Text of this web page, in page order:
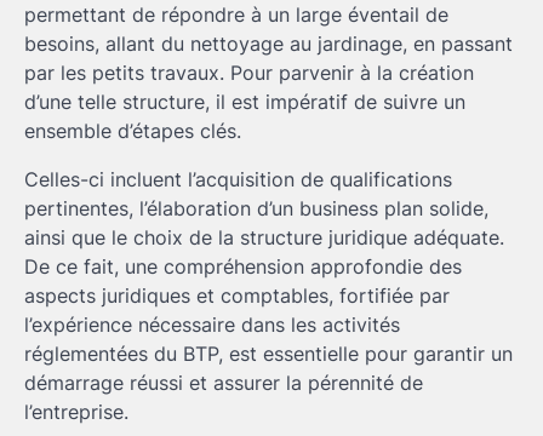
permettant de répondre à un large éventail de
besoins, allant du nettoyage au jardinage, en passant
par les petits travaux. Pour parvenir à la création
d’une telle structure, il est impératif de suivre un
ensemble d’étapes clés.
Celles-ci incluent l’acquisition de qualifications
pertinentes, l’élaboration d’un business plan solide,
ainsi que le choix de la structure juridique adéquate.
De ce fait, une compréhension approfondie des
aspects juridiques et comptables, fortifiée par
l’expérience nécessaire dans les activités
réglementées du BTP, est essentielle pour garantir un
démarrage réussi et assurer la pérennité de
l’entreprise.